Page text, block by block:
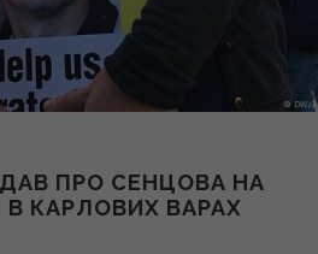
ПРО СЕНЦОВА НА
В КАРЛОВИХ ВАРАХ